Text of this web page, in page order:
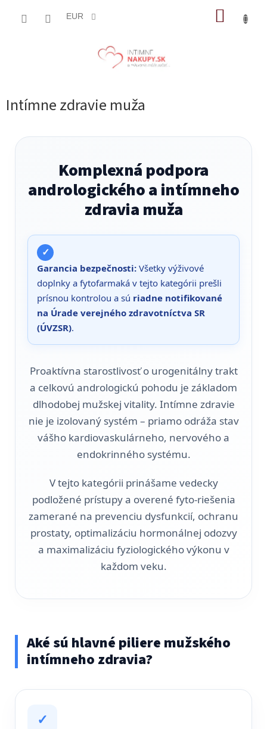
EUR
Intímne zdravie muža
Komplexná podpora
andrologického a intímneho
zdravia muža
✓
Garancia bezpečnosti: Všetky výživové
doplnky a fytofarmaká v tejto kategórii prešli
prísnou kontrolou a sú riadne notifikované
na Úrade verejného zdravotníctva SR
(ÚVZSR).
Proaktívna starostlivosť o urogenitálny trakt
a celkovú andrologickú pohodu je základom
dlhodobej mužskej vitality. Intímne zdravie
nie je izolovaný systém – priamo odráža stav
vášho kardiovaskulárneho, nervového a
endokrinného systému.
V tejto kategórii prinášame vedecky
podložené prístupy a overené fyto-riešenia
zamerané na prevenciu dysfunkcií, ochranu
prostaty, optimalizáciu hormonálnej odozvy
a maximalizáciu fyziologického výkonu v
každom veku.
Aké sú hlavné piliere mužského
intímneho zdravia?
✓